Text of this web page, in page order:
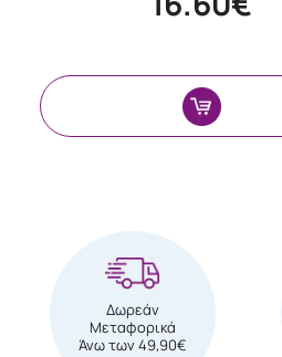
Δωρεάν
Μεταφορικά
Άνω των 49,90€